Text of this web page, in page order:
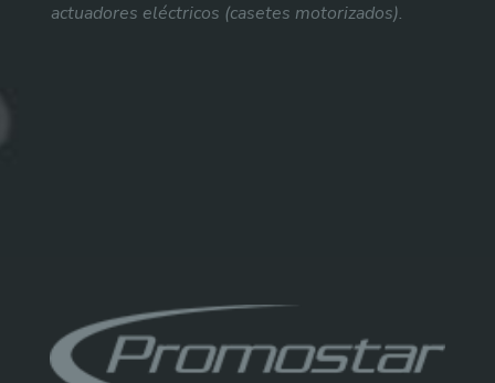
actuadores eléctricos (casetes motorizados).